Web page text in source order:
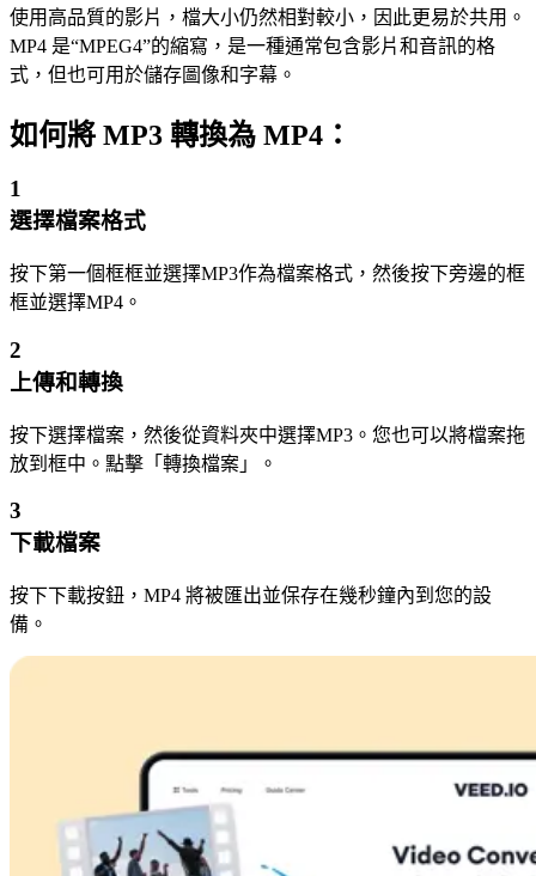
使用高品質的影片，檔大小仍然相對較小，因此更易於共用。
MP4 是“MPEG4”的縮寫，是一種通常包含影片和音訊的格
式，但也可用於儲存圖像和字幕。
如何將 MP3 轉換為 MP4：
1
選擇檔案格式
按下第一個框框並選擇MP3作為檔案格式，然後按下旁邊的框
框並選擇MP4。
2
上傳和轉換
按下選擇檔案，然後從資料夾中選擇MP3。您也可以將檔案拖
放到框中。點擊「轉換檔案」。
3
下載檔案
按下下載按鈕，MP4 將被匯出並保存在幾秒鐘內到您的設
備。